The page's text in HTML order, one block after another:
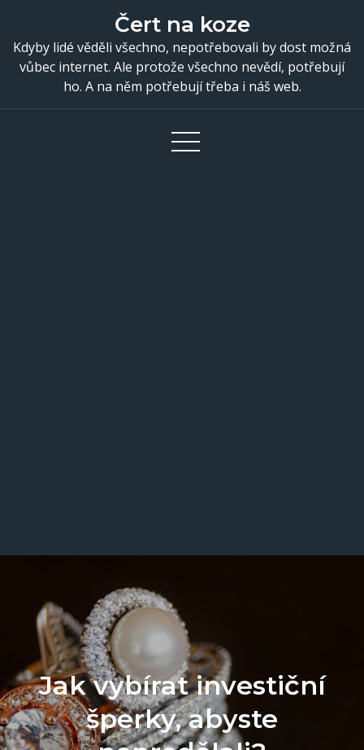
content
Čert na koze
Kdyby lidé věděli všechno, nepotřebovali by dost možná
vůbec internet. Ale protože všechno nevědí, potřebují
ho. A na něm potřebují třeba i náš web.
Jak vybírat investiční
šperky, abyste